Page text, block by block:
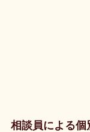
相談員による個